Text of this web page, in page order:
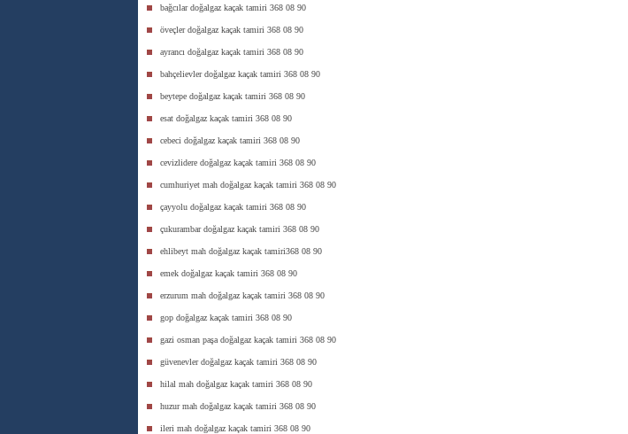
bağcılar doğalgaz kaçak tamiri 368 08 90
öveçler doğalgaz kaçak tamiri 368 08 90
ayrancı doğalgaz kaçak tamiri 368 08 90
bahçelievler doğalgaz kaçak tamiri 368 08 90
beytepe doğalgaz kaçak tamiri 368 08 90
esat doğalgaz kaçak tamiri 368 08 90
cebeci doğalgaz kaçak tamiri 368 08 90
cevizlidere doğalgaz kaçak tamiri 368 08 90
cumhuriyet mah doğalgaz kaçak tamiri 368 08 90
çayyolu doğalgaz kaçak tamiri 368 08 90
çukurambar doğalgaz kaçak tamiri 368 08 90
ehlibeyt mah doğalgaz kaçak tamiri368 08 90
emek doğalgaz kaçak tamiri 368 08 90
erzurum mah doğalgaz kaçak tamiri 368 08 90
gop doğalgaz kaçak tamiri 368 08 90
gazi osman paşa doğalgaz kaçak tamiri 368 08 90
güvenevler doğalgaz kaçak tamiri 368 08 90
hilal mah doğalgaz kaçak tamiri 368 08 90
huzur mah doğalgaz kaçak tamiri 368 08 90
ileri mah doğalgaz kaçak tamiri 368 08 90